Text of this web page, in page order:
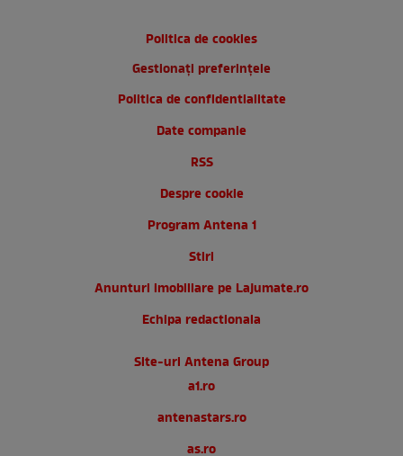
Politica de cookies
Gestionați preferințele
Politica de confidentialitate
Date companie
RSS
Despre cookie
Program Antena 1
Stiri
Anunturi imobiliare pe Lajumate.ro
Echipa redactionala
Site-uri Antena Group
a1.ro
antenastars.ro
as.ro